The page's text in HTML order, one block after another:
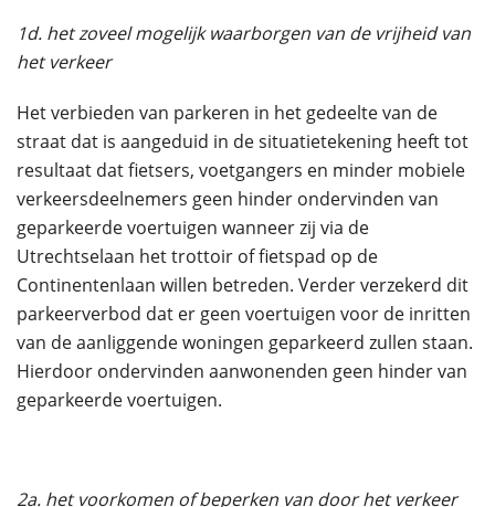
1d. het zoveel mogelijk waarborgen van de vrijheid van
het verkeer
Het verbieden van parkeren in het gedeelte van de
straat dat is aangeduid in de situatietekening heeft tot
resultaat dat fietsers, voetgangers en minder mobiele
verkeersdeelnemers geen hinder ondervinden van
geparkeerde voertuigen wanneer zij via de
Utrechtselaan het trottoir of fietspad op de
Continentenlaan willen betreden. Verder verzekerd dit
parkeerverbod dat er geen voertuigen voor de inritten
van de aanliggende woningen geparkeerd zullen staan.
Hierdoor ondervinden aanwonenden geen hinder van
geparkeerde voertuigen.
2a. het voorkomen of beperken van door het verkeer